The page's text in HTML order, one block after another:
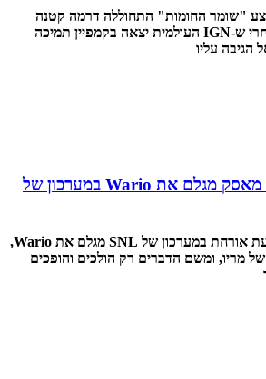
"שומר החומות" התחוללה דרמה קטנה
בעולם הגיימינג, אחרי ש-IGN העולמית יצאה בקמפיין תמיכה
לא נגענו: אילון מאסק מגלם את Wario במערכון של
אילון מאסק בהופעת אורחת במערכון של SNL מגלם את Wario,
מריו, ומשם הדברים רק הולכים והופכים